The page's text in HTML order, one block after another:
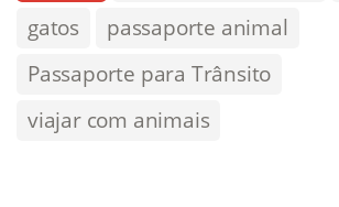
gatos
passaporte animal
Passaporte para Trânsito
viajar com animais